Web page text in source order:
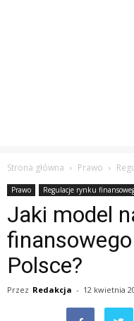
Strona główna Prawo
Prawo Regulacje rynku
Jaki model
Polsce?
Przez Redakcja - 12 kwietnia